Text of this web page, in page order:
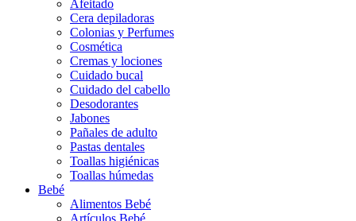
Afeitado
Cera depiladoras
Colonias y Perfumes
Cosmética
Cremas y lociones
Cuidado bucal
Cuidado del cabello
Desodorantes
Jabones
Pañales de adulto
Pastas dentales
Toallas higiénicas
Toallas húmedas
Bebé
Alimentos Bebé
Artículos Bebé